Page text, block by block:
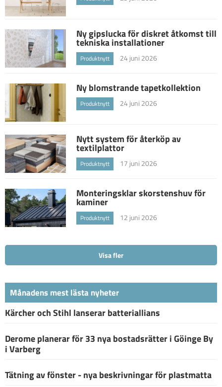
Ny gipslucka för diskret åtkomst till
tekniska installationer
Produktnytt 24 juni 2026
Ny blomstrande tapetkollektion
Produktnytt 24 juni 2026
Nytt system för återköp av
textilplattor
Produktnytt 17 juni 2026
Monteringsklar skorstenshuv för
kaminer
Produktnytt 12 juni 2026
Visa fler
Månadens mest lästa nyheter
Kärcher och Stihl lanserar batteriallians
Derome planerar för 33 nya bostadsrätter i Göinge By
i Varberg
Tätning av fönster - nya beskrivningar för plastmatta